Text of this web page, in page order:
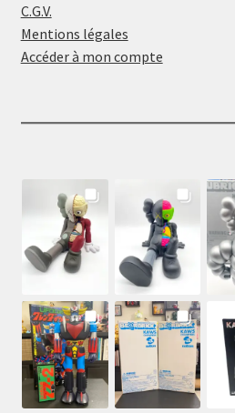
C.G.V.
Mentions légales
Accéder à mon compte